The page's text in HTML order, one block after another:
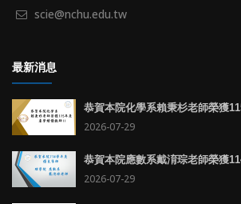
scie@nchu.edu.tw
最新消息
恭賀本院化學系賴秉杉老師榮獲
2026-07-29
恭賀本院應數系戴淯琮老師榮獲
2026-07-29